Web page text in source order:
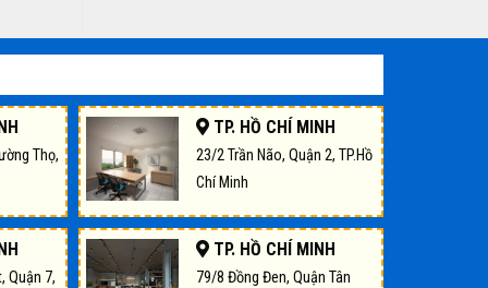
Thọ,
TP. HỒ CHÍ MINH
23/2 Trần Não, Quận 2, TP.Hồ
Chí Minh
Quận 7,
TP. HỒ CHÍ MINH
79/8 Đồng Đen, Quận Tân